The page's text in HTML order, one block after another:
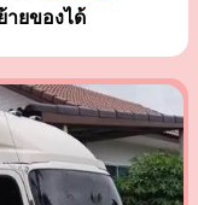
ยของได้